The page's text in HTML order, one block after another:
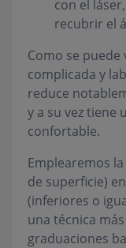
con el
recubrir el
Como se puede
complicada y
reduce
y a su vez tiene
confortable.
Emplearemos
de superficie)
(inferiores o
una técnica
graduaciones